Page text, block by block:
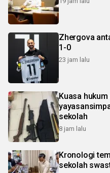
Zhergova
1-0
23 jam lalu
Kuasa
sekolah
8 jam lalu
Kronologi
sekolah